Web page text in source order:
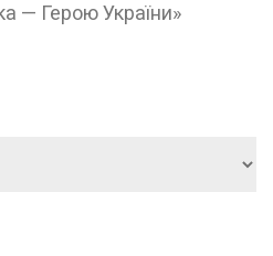
— Герою України»